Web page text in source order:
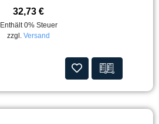
32,73 €
Enthält 0% Steuer
zzgl. Versand